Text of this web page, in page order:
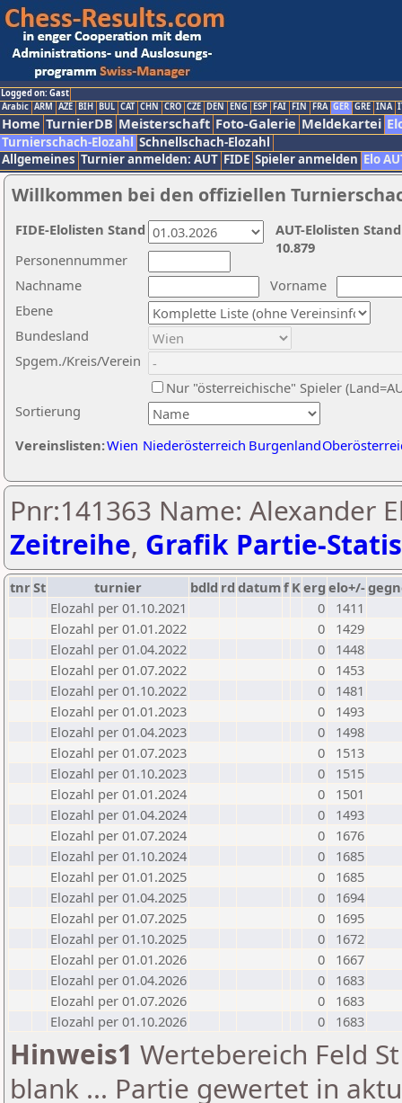
Logged on: Gast
Arabic ARM AZE BIH BUL CAT CHN CRO CZE DEN ENG ESP FAI FIN FRA GER GRE INA
Home TurnierDB Meisterschaft Foto-Galerie Meldekartei
Turnierschach-Elozahl Schnellschach-Elozahl
Allgemeines Turnier anmelden: AUT FIDE Spieler anmelden Elo
Willkommen bei den offiziellen
Nachname
Vorname
Ebene
Sortierung
Personennummer
Bundesland
Spgem./Kreis/Verein
Nur "österreichische" Spieler
Vereinslisten:Wien Niederösterreich Burgenland
AUT-Elolisten
10.879
FIDE-Elolisten Stand
Pnr:141363 Name: Alexander
Zeitreihe, Grafik Partie-
tnrSt turnier bdld rd datumf Kerg elo+/-
Elozahl per 01.10.2021
0
1411
Elozahl per 01.01.2022
0
1429
Elozahl per 01.04.2022
0
1448
Elozahl per 01.07.2022
0
1453
Elozahl per 01.10.2022
0
1481
Elozahl per 01.01.2023
0
1493
Elozahl per 01.04.2023
0
1498
Elozahl per 01.07.2023
0
1513
Elozahl per 01.10.2023
0
1515
Elozahl per 01.01.2024
0
1501
Elozahl per 01.04.2024
0
1493
Elozahl per 01.07.2024
0
1676
Elozahl per 01.10.2024
0
1685
Elozahl per 01.01.2025
0
1685
Elozahl per 01.04.2025
0
1694
Elozahl per 01.07.2025
0
1695
Elozahl per 01.10.2025
0
1672
Elozahl per 01.01.2026
0
1667
Elozahl per 01.04.2026
0
1683
Elozahl per 01.07.2026
0
1683
Elozahl per 01.10.2026
0 1683
Hinweis1 Wertebereich Feld
blank ... Partie gewertet in